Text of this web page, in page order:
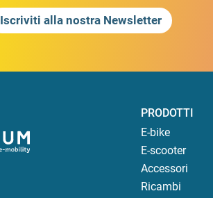
Iscriviti alla nostra Newsletter
PRODOTTI
E-bike
E-scooter
Accessori
Ricambi